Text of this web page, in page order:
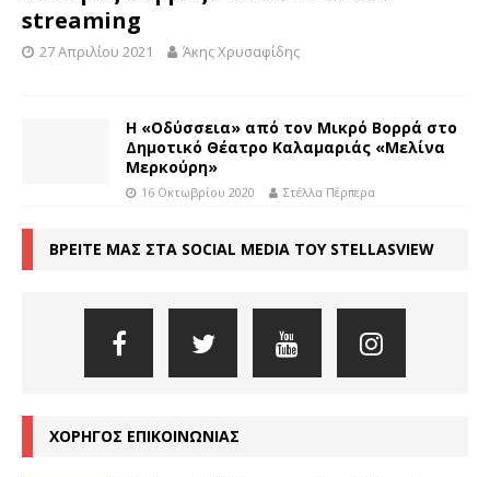
streaming
27 Απριλίου 2021 Άκης Χρυσαφίδης
Η «Οδύσσεια» από τον Μικρό Βορρά στο
Δημοτικό Θέατρο Καλαμαριάς «Μελίνα
Μερκούρη»
16 Οκτωβρίου 2020 Στέλλα Πέρπερα
ΒΡΕΙΤΕ ΜΑΣ ΣΤΑ SOCIAL MEDIA ΤΟΥ STELLASVIEW
ΧΟΡΗΓΟΣ ΕΠΙΚΟΙΝΩΝΙΑΣ